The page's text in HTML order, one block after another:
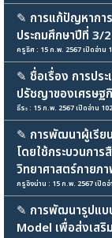
✎ การแก้ปัญหากา
ประถมศึกษาปีที่ 3/
ครูธิศ : 15 ก.พ. 2567 เปิดอ่าน
✎ ชื่อเรื่อง การปร
ปรัชญาของเศรษฐ
ธีระ : 15 ก.พ. 2567 เปิดอ่าน
✎ การพัฒนาผู้เรีย
โดยใช้กระบวนการ
วิทยาศาสตร์กายภ
ครูอิงน่าน : 15 ก.พ. 2567 เปิด
✎ การพัฒนารูปแบ
Model เพื่อส่งเสริ